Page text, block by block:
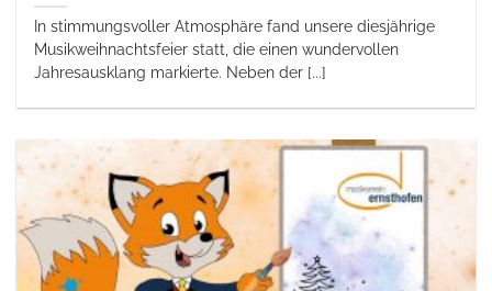
In stimmungsvoller Atmosphäre fand unsere diesjährige
Musikweihnachtsfeier statt, die einen wundervollen
Jahresausklang markierte. Neben der [...]